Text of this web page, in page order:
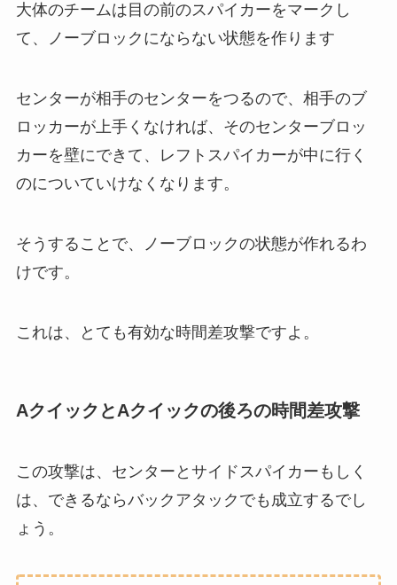
大体のチームは目の前のスパイカーをマークし
て、ノーブロックにならない状態を作ります
センターが相手のセンターをつるので、相手のブ
ロッカーが上手くなければ、そのセンターブロッ
カーを壁にできて、レフトスパイカーが中に行く
のについていけなくなります。
そうすることで、ノーブロックの状態が作れるわ
けです。
これは、とても有効な時間差攻撃ですよ。
AクイックとAクイックの後ろの時間差攻撃
この攻撃は、センターとサイドスパイカーもしく
は、できるならバックアタックでも成立するでし
ょう。